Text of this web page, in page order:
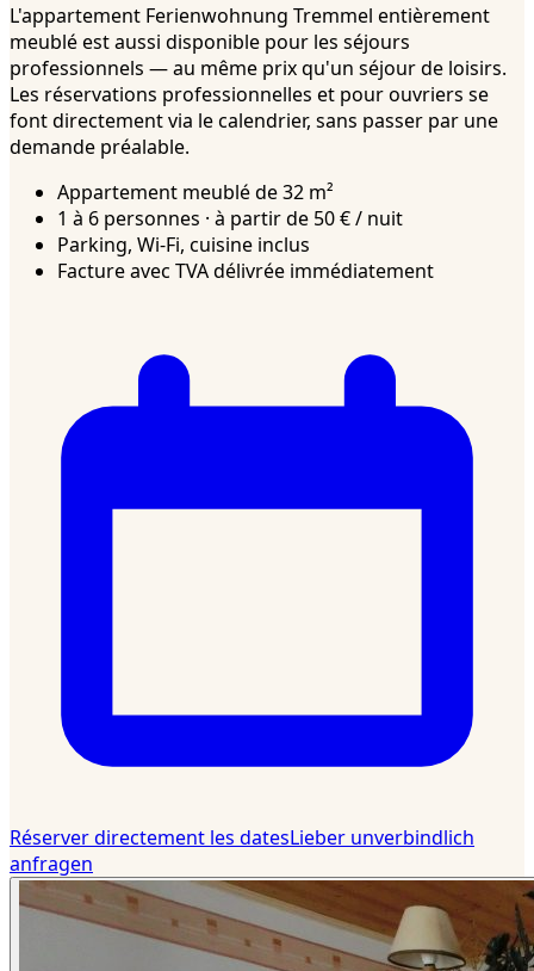
L'appartement Ferienwohnung Tremmel entièrement
meublé est aussi disponible pour les séjours
professionnels — au même prix qu'un séjour de loisirs.
Les réservations professionnelles et pour ouvriers se
font directement via le calendrier, sans passer par une
demande préalable.
Appartement meublé de 32 m²
1 à 6 personnes · à partir de 50 € / nuit
Parking, Wi-Fi, cuisine inclus
Facture avec TVA délivrée immédiatement
Réserver directement les datesLieber unverbindlich
anfragen